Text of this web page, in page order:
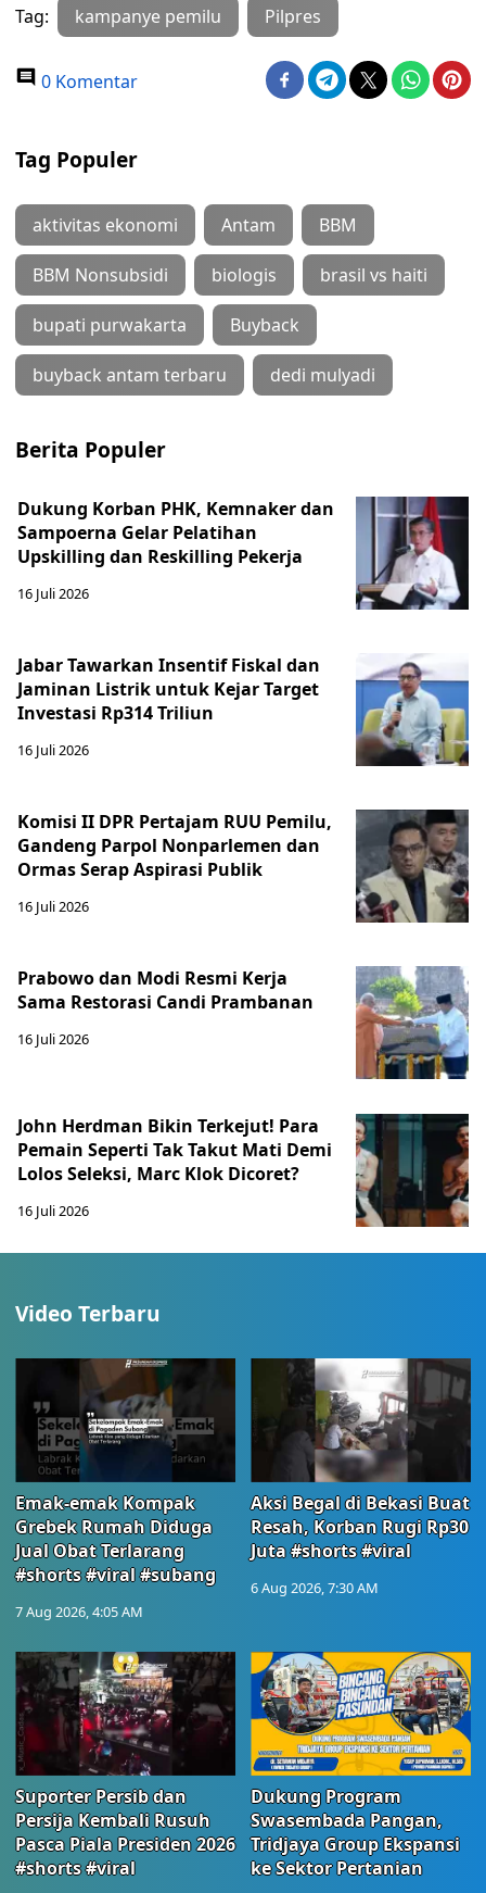
Tag: kampanye pemilu Pilpres
0 Komentar
Tag Populer
aktivitas ekonomi Antam BBM
BBM Nonsubsidi biologis brasil vs haiti
bupati purwakarta Buyback
buyback antam terbaru dedi mulyadi
Berita Populer
Dukung Korban PHK, Kemnaker dan
Sampoerna Gelar Pelatihan
Upskilling dan Reskilling Pekerja
16 Juli 2026
Jabar Tawarkan Insentif Fiskal dan
Jaminan Listrik untuk Kejar Target
Investasi Rp314 Triliun
16 Juli 2026
Komisi II DPR Pertajam RUU Pemilu,
Gandeng Parpol Nonparlemen dan
Ormas Serap Aspirasi Publik
16 Juli 2026
Prabowo dan Modi Resmi Kerja
Sama Restorasi Candi Prambanan
16 Juli 2026
John Herdman Bikin Terkejut! Para
Pemain Seperti Tak Takut Mati Demi
Lolos Seleksi, Marc Klok Dicoret?
16 Juli 2026
Video Terbaru
Emak-emak Kompak
Grebek Rumah Diduga
Jual Obat Terlarang
#shorts #viral #subang
7 Aug 2026, 4:05 AM
Aksi Begal di Bekasi Buat
Resah, Korban Rugi Rp30
Juta #shorts #viral
6 Aug 2026, 7:30 AM
Suporter Persib dan
Persija Kembali Rusuh
Pasca Piala Presiden 2026
#shorts #viral
Dukung Program
Swasembada Pangan,
Tridjaya Group Ekspansi
ke Sektor Pertanian